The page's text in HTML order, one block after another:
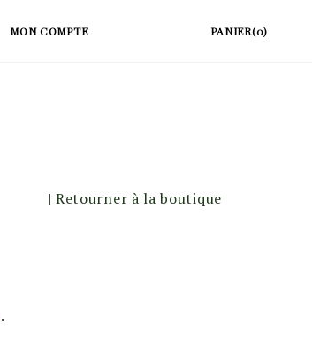
MON COMPTE PANIER(0)
| Retourner à la boutique
.